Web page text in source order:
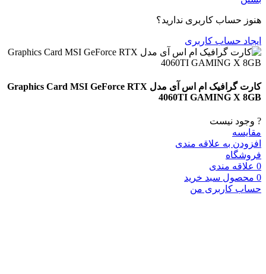
هنوز حساب کاربری ندارید؟
ایجاد حساب کاربری
کارت گرافیک ام اس آی مدل Graphics Card MSI GeForce RTX
4060TI GAMING X 8GB
? وجود نیست
مقایسه
افزودن به علاقه مندی
فروشگاه
0 علاقه مندی
0 محصول سبد خرید
حساب کاربری من